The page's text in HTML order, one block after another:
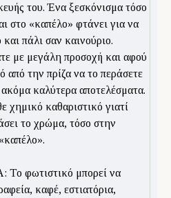
του. Ένα ξεσκόνισμα τόσο
στο «καπέλο» φτάνει για να
και πάλι σαν καινούριο.
με μεγάλη προσοχή και αφού
από την πρίζα να το περάσετε
καλύτερα αποτελέσματα.
καθαριστικό γιατί
το χρώμα, τόσο στην
φωτιστικό μπορεί να
καφέ, εστιατόρια,